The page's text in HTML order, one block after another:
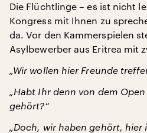
Die Flüchtlinge – es ist nicht
Kongress mit Ihnen zu
da. Vor den Kammerspielen
Asylbewerber aus Eritrea mit
„Wir wollen hier Freunde
„Habt Ihr denn von dem
gehört?“
„Doch, wir haben gehört, hier